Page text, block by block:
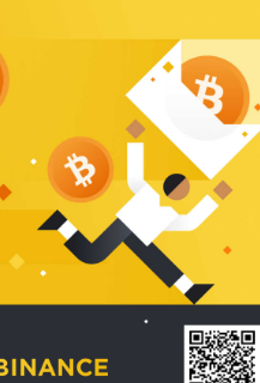
khuẩn và nấm mốc trong điều kiện
thời tiết nóng ẩm. Bạn có thể tìm hiểu
thêm các nghiên cứu khoa học về tác
động của giấc ngủ và môi trường
phòng ngủ đối với sức khỏe con
người tại Sleep Foundation (External
Link) để có cái nhìn toàn diện hơn.
2. Các tiêu chí vàng khi lựa chọn
chăn ga gối đệm cao cấp cho phòng
ngủ
Để sở hữu một bộ chăn ga gối đệm
cao cấp hoàn hảo cả về thẩm mỹ lẫn
công năng, người tiêu dùng cần cân
nhắc kỹ lưỡng các tiêu chí quan trọng